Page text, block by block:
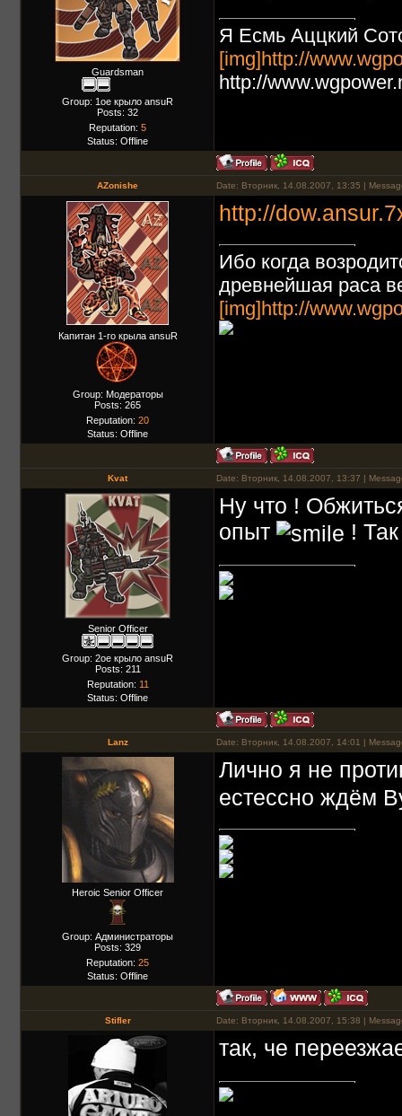
Guardsman
Group: 1ое крыло ansuR
Posts: 32
Reputation: 5
Status: Offline
Я Есмь Аццкий
[img]http://
http://
AZonishe Date: Вторник, 14.08.2007, 13:35 |
Капитан 1-го крыла ansuR
Group: Модераторы
Posts: 265
Reputation: 20
Status: Offline
http://
Ибо когда
древнейшая раса
[img]http://
Kvat Date: Вторник, 14.08.2007, 13:37 |
Senior Officer
Group: 2ое крыло ansuR
Posts: 211
Reputation: 11
Status: Offline
Ну что !
опыт
!
Lanz Date: Вторник, 14.08.2007, 14:01 |
Heroic Senior Officer
Group: Администраторы
Posts: 329
Reputation: 25
Status: Offline
Лично я не
естессно ждём
Stifler Date: Вторник, 14.08.2007, 15:38 |
так, че